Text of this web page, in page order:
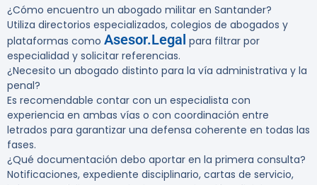
¿Cómo encuentro un abogado militar en Santander?
Utiliza directorios especializados, colegios de abogados y
plataformas como Asesor.Legal para filtrar por
especialidad y solicitar referencias.
¿Necesito un abogado distinto para la vía administrativa y la
penal?
Es recomendable contar con un especialista con
experiencia en ambas vías o con coordinación entre
letrados para garantizar una defensa coherente en todas las
fases.
¿Qué documentación debo aportar en la primera consulta?
Notificaciones, expediente disciplinario, cartas de servicio,